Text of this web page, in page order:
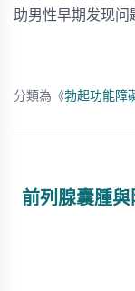
助男性早期发现问
分類為《勃起功能障
前列腺囊腫